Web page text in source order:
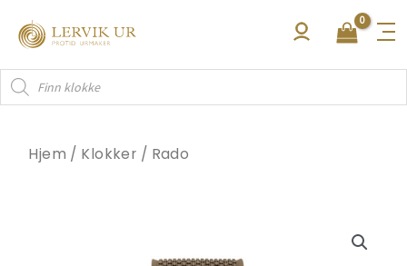
rett
innholdet
Products
search
Hjem / Klokker / Rado